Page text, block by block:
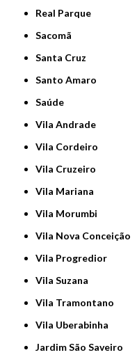
Real Parque
Sacomã
Santa Cruz
Santo Amaro
Saúde
Vila Andrade
Vila Cordeiro
Vila Cruzeiro
Vila Mariana
Vila Morumbi
Vila Nova Conceição
Vila Progredior
Vila Suzana
Vila Tramontano
Vila Uberabinha
jardim São Saveiro